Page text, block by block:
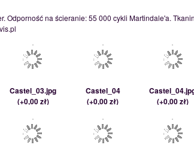
Odporność na ścieranie: 55 000 cykli Martindale'a.
Castel_03.jpg
(+0,00 zł)
Castel_04
(+0,00 zł)
(+0,00 zł)